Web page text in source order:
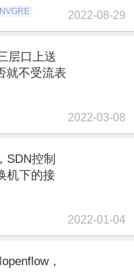
NVGRE 2022-08-29
层口上送
就不受流表
2022-03-08
SDN控制
机下的接
2022-01-04
，